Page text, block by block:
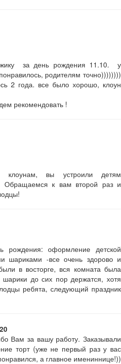
за день рождения 11.10. у
родителям точно))))))))
2 года. все было хорошо, клоун
рекомендовать !
клоунам, вы устроили детям
Обращаемся к вам второй раз и
рождения: оформление детской
шариками -все очень здорово и
в восторге, вся комната была
шарики до сих пор держатся, хотя
ребята, следующий праздник
Вам за вашу работу. Заказывали
торт (уже не первый раз у вас
а главное имениннице!))